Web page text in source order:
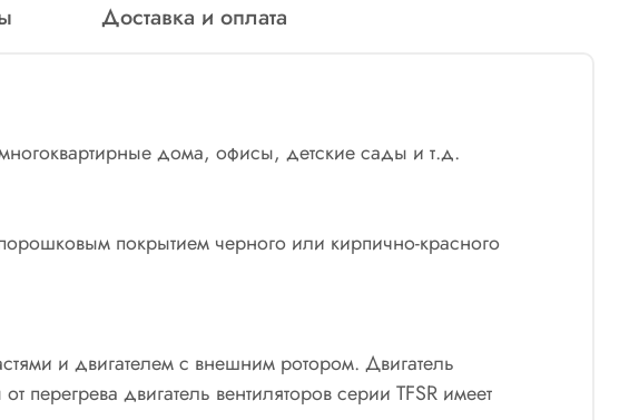
Доставка и оплата
дома, офисы, детские сады и т.д.
покрытием черного или кирпично-красного
и двигателем с внешним ротором. Двигатель
двигатель вентиляторов серии TFSR имеет